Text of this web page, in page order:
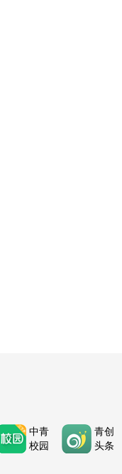
中青
校园
青创
头条